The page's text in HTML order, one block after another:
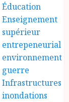
Éducation
Enseignement
supérieur
entrepeneurial
environnement
guerre
Infrastructures
inondations